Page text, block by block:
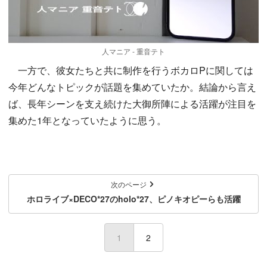
人マニア - 重音テト
一方で、彼女たちと共に制作を行うボカロPに関しては
今年どんなトピックが話題を集めていたか。結論から言え
ば、長年シーンを支え続けた大御所陣による活躍が注目を
集めた1年となっていたように思う。
次のページ
ホロライブ×DECO*27のholo*27、ピノキオピーらも活躍
1 (current)
2